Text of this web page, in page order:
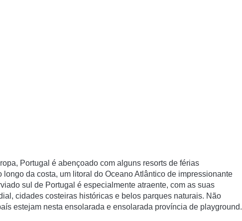
Portugal é abençoado com alguns resorts de férias
longo da costa, um litoral do Oceano Atlântico de impressionante
do sul de Portugal é especialmente atraente, com as suas
cidades costeiras históricas e belos parques naturais. Não
estejam nesta ensolarada e ensolarada província de playground.